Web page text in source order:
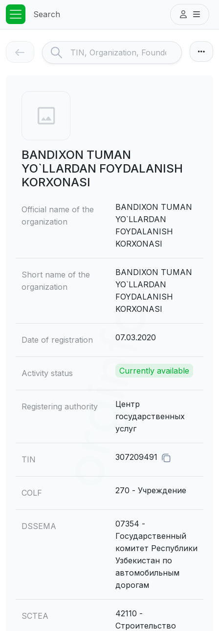
Search
BANDIXON TUMAN
YO`LLARDAN FOYDALANISH
KORXONASI
Official name of the
organization
BANDIXON TUMAN
YO`LLARDAN
FOYDALANISH
KORXONASI
Short name of the
organization
BANDIXON TUMAN
YO`LLARDAN
FOYDALANISH
KORXONASI
Date of registration 07.03.2020
Activity status Currently available
Registering authority
Центр
государственных
услуг
TIN 307209491
COLF 270 - Учреждение
DSSEMA
07354 -
Государственный
комитет Республики
Узбекистан по
автомобильным
дорогам
SCTEA
42110 -
Строительство